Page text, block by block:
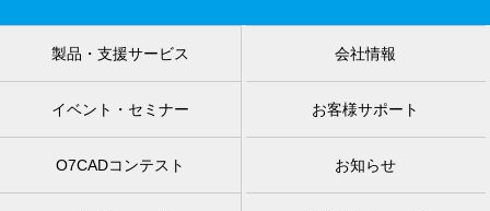
製品・支援サービス 会社情報
イベント・セミナー お客様サポート
O7CADコンテスト お知らせ